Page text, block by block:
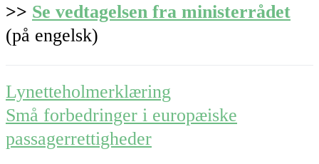
>> Se vedtagelsen fra ministerrådet
(på engelsk)
Post
navigation
Lynetteholmerklæring
Små forbedringer i europæiske
passagerrettigheder